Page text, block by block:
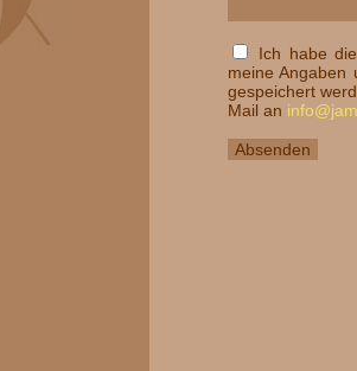
Ich habe
meine Angaben
gespeichert
Mail an